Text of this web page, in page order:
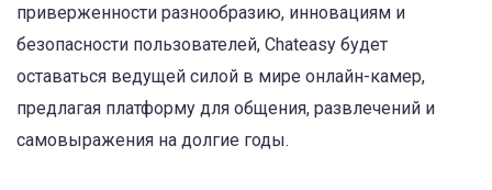
приверженности разнообразию, инновациям и
безопасности пользователей, Chateasy будет
оставаться ведущей силой в мире онлайн-камер,
предлагая платформу для общения, развлечений и
самовыражения на долгие годы.